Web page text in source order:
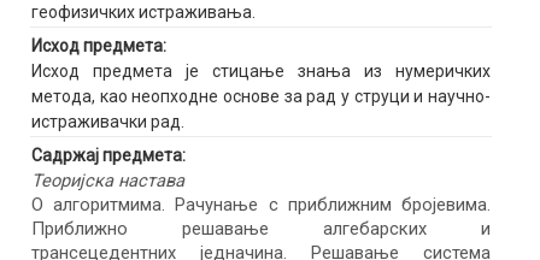
геофизичких истраживања.
Исход предмета:
Исход предмета је стицање знања из нумеричких
метода, као неопходне основе за рад у струци и научно-
истраживачки рад.
Садржај предмета:
Теоријска настава
О алгоритмима. Рачунање с приближним бројевима.
Приближно решавање алгебарских и
трансецедентних једначина. Решавање система